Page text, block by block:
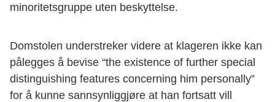
minoritetsgruppe uten beskyttelse.
Domstolen understreker videre at klageren ikke kan
pålegges å bevise “the existence of further special
distinguishing features concerning him personally”
for å kunne sannsynliggjøre at han fortsatt vill